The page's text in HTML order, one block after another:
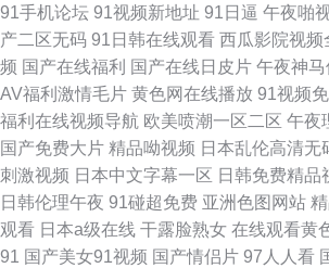
91手机论坛 91视频新地址 91日逼 午夜啪
产二区无码 91日韩在线观看 西瓜影院视频
频 国产在线福利 国产在线日皮片 午夜神马
AV福利激情毛片 黄色网在线播放 91视频
福利在线视频导航 欧美喷潮一区二区 午夜
国产免费大片 精品呦视频 日本乱伦高清无
刺激视频 日本中文字幕一区 日韩免费精品
日韩伦理午夜 91碰超免费 亚洲色图网站
观看 日本a级在线 干露脸熟女 在线观看黄
91 国产美女91视频 国产情侣片 97人人看